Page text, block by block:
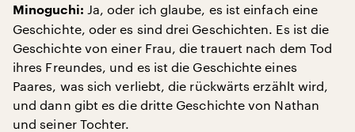
Minoguchi: Ja, oder ich glaube, es ist einfach eine
Geschichte, oder es sind drei Geschichten. Es ist die
Geschichte von einer Frau, die trauert nach dem Tod
ihres Freundes, und es ist die Geschichte eines
Paares, was sich verliebt, die rückwärts erzählt wird,
und dann gibt es die dritte Geschichte von Nathan
und seiner Tochter.